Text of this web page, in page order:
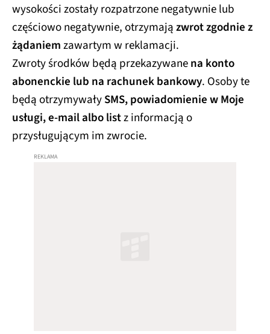
wysokości zostały rozpatrzone negatywnie lub
częściowo negatywnie, otrzymajązwrot zgodnie z
żądaniemzawartym w reklamacji.
Zwroty środków będą przekazywanena konto
abonenckie lub na rachunek bankowy. Osoby te
będą otrzymywałySMS, powiadomienie w Moje
usługi, e-mail albo listz informacją o
przysługującym im zwrocie.